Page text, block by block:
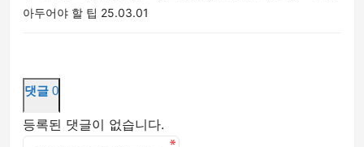
아두어야 할 팁 25.03.01
댓글 0
등록된 댓글이 없습니다.